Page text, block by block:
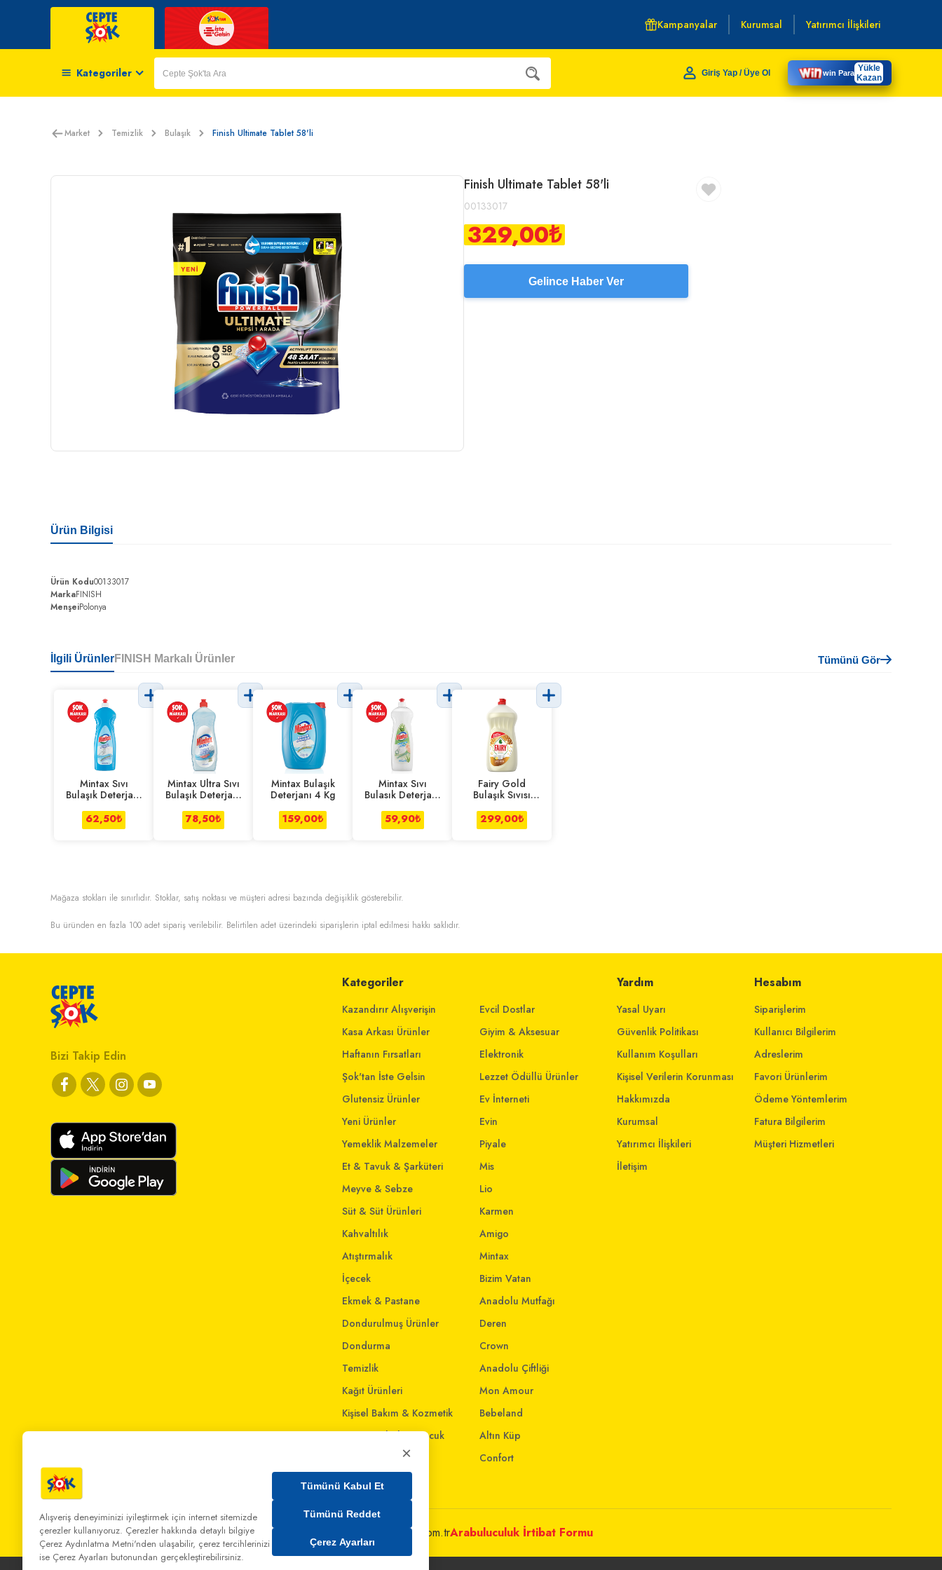
Kampanyalar Kurumsal Yatırımcı İlişkileri
Kategoriler Giriş Yap / Üye Ol win Para Yükle
Kazan
Market Temizlik Bulaşık Finish Ultimate Tablet 58'li
Finish Ultimate Tablet 58'li
00133017
329,00₺
Gelince Haber Ver
Ürün Bilgisi
Ürün Kodu00133017
MarkaFINISH
MenşeiPolonya
İlgili ÜrünlerFINISH Markalı Ürünler Tümünü Gör
Mintax Sıvı
Bulaşık Deterjanı
62,50₺
Mintax Ultra Sıvı
Bulaşık Deterjanı
78,50₺
Mintax Bulaşık
Deterjanı 4 Kg
159,00₺
Mintax Sıvı
Bulasık Deterjanı
59,90₺
Fairy Gold
Bulaşık Sıvısı
299,00₺
Mağaza stokları ile sınırlıdır. Stoklar, satış noktası ve müşteri adresi bazında değişiklik gösterebilir.
Bu üründen en fazla 100 adet sipariş verilebilir. Belirtilen adet üzerindeki siparişlerin iptal edilmesi hakkı saklıdır.
Bizi Takip Edin
Kategoriler
Kazandırır Alışverişin
Kasa Arkası Ürünler
Haftanın Fırsatları
Şok'tan İste Gelsin
Glutensiz Ürünler
Yeni Ürünler
Yemeklik Malzemeler
Et & Tavuk & Şarküteri
Meyve & Sebze
Süt & Süt Ürünleri
Kahvaltılık
Atıştırmalık
İçecek
Ekmek & Pastane
Dondurulmuş Ürünler
Dondurma
Temizlik
Kağıt Ürünleri
Kişisel Bakım & Kozmetik
Anne - Bebek & Çocuk
Ev & Yaşam
Evcil Dostlar
Giyim & Aksesuar
Elektronik
Lezzet Ödüllü Ürünler
Ev İnterneti
Evin
Piyale
Mis
Lio
Karmen
Amigo
Mintax
Bizim Vatan
Anadolu Mutfağı
Deren
Crown
Anadolu Çiftliği
Mon Amour
Bebeland
Altın Küp
Confort
Yardım
Yasal Uyarı
Güvenlik Politikası
Kullanım Koşulları
Kişisel Verilerin Korunması
Hakkımızda
Kurumsal
Yatırımcı İlişkileri
İletişim
Hesabım
Siparişlerim
Kullanıcı Bilgilerim
Adreslerim
Favori Ürünlerim
Ödeme Yöntemlerim
Fatura Bilgilerim
Müşteri Hizmetleri
Bizi Arayın:0 850 808 00 00Bize Yazın: musterihizmetleri@mim.sokmarket.com.trArabuluculuk İrtibat Formu
×
Alışveriş deneyiminizi iyileştirmek için internet sitemizde
çerezler kullanıyoruz. Çerezler hakkında detaylı bilgiye
Çerez Aydınlatma Metni'nden ulaşabilir, çerez tercihlerinizi
ise Çerez Ayarları butonundan gerçekleştirebilirsiniz.
Tümünü Kabul Et
Tümünü Reddet
Çerez Ayarları